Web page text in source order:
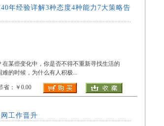
年经验详解3种态度4种能力7大策略告
某些变化中，你是否不得不重新寻找生活的
的时候，为什么有人积极...
：￥0.00
工作晋升